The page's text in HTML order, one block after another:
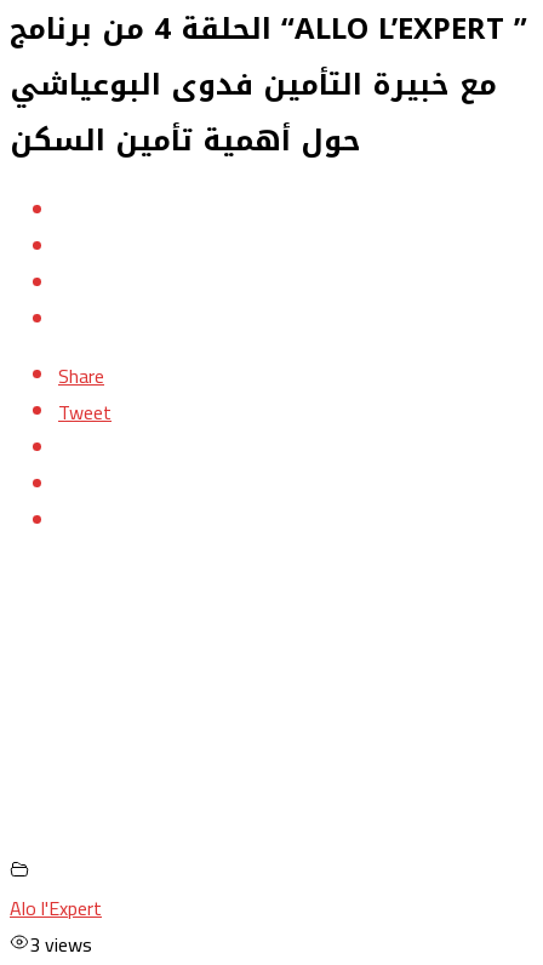
الحلقة 4 من برنامج “ALLO L’EXPERT ”
مع خبيرة التأمين فدوى البوعياشي
حول أهمية تأمين السكن
Share
Tweet
Alo l'Expert
3 views